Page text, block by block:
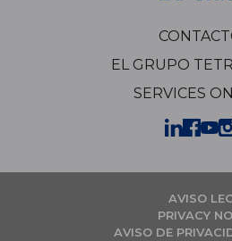
EL GRUPO
SERVICES
AVISO
PRIVACY
AVISO DE